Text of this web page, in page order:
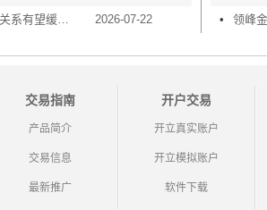
领峰金评：美伊关系有望缓和 黄金趁势迅速反弹 2026-07-22
•
交易指南
产品简介
交易信息
最新推广
开户交易
开立真实账户
开立模拟账户
软件下载